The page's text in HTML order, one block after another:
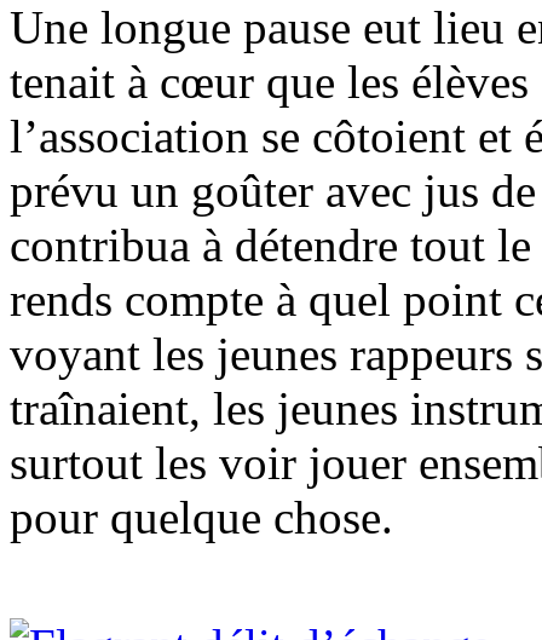
Une longue pause eut lieu
tenait à cœur que les
l’association se côtoient et
prévu un goûter avec jus
contribua à détendre tout
rends compte à quel point
voyant les jeunes rappeurs
traînaient, les jeunes
surtout les voir jouer
pour quelque chose.